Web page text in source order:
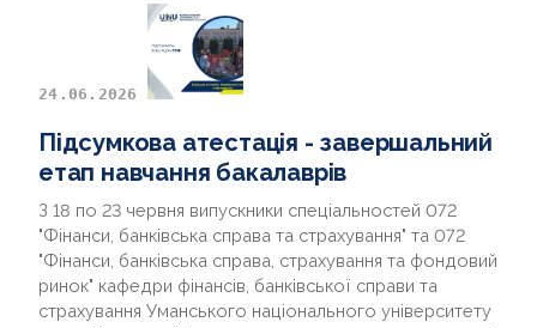
24.06.2026
Підсумкова атестація - завершальний
етап навчання бакалаврів
З 18 по 23 червня випускники спеціальностей 072
"Фінанси, банківська справа та страхування" та 072
"Фінанси, банківська справа, страхування та фондовий
ринок" кафедри фінансів, банківської справи та
страхування Уманського національного університету